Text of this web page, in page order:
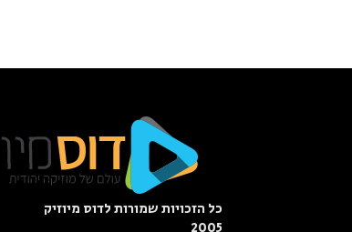
כל הזכויות שמורות לדוס מיוזיק
2005